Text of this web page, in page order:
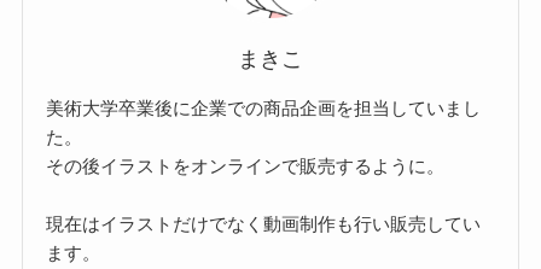
まきこ
美術大学卒業後に企業での商品企画を担当していまし
た。
その後イラストをオンラインで販売するように。
現在はイラストだけでなく動画制作も行い販売してい
ます。